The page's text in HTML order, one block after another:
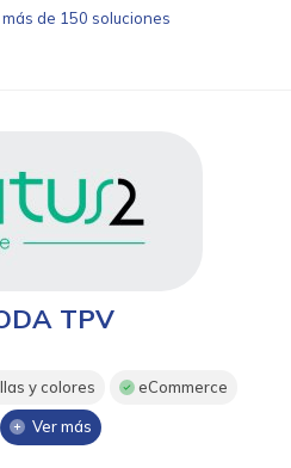
de 150 soluciones
TPV
y colores eCommerce
Ver más